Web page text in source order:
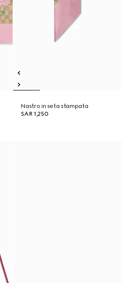
Nastro in seta stampata
SAR 1,250